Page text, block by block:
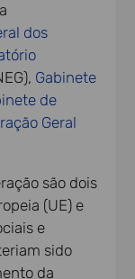
dos
Gabinete
de
Geral
são dois
(UE) e
e
sido
da